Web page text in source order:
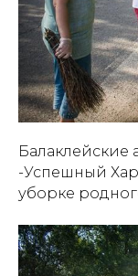
Балаклейские
-Успешный
уборке